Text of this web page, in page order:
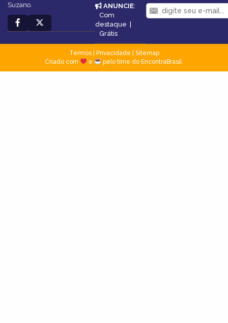
Suzano.
ANUNCIE:
Com
destaque |
Grátis
Termos| Privacidade
Sitemap
Criado com
e pelo time do EncontraBrasil